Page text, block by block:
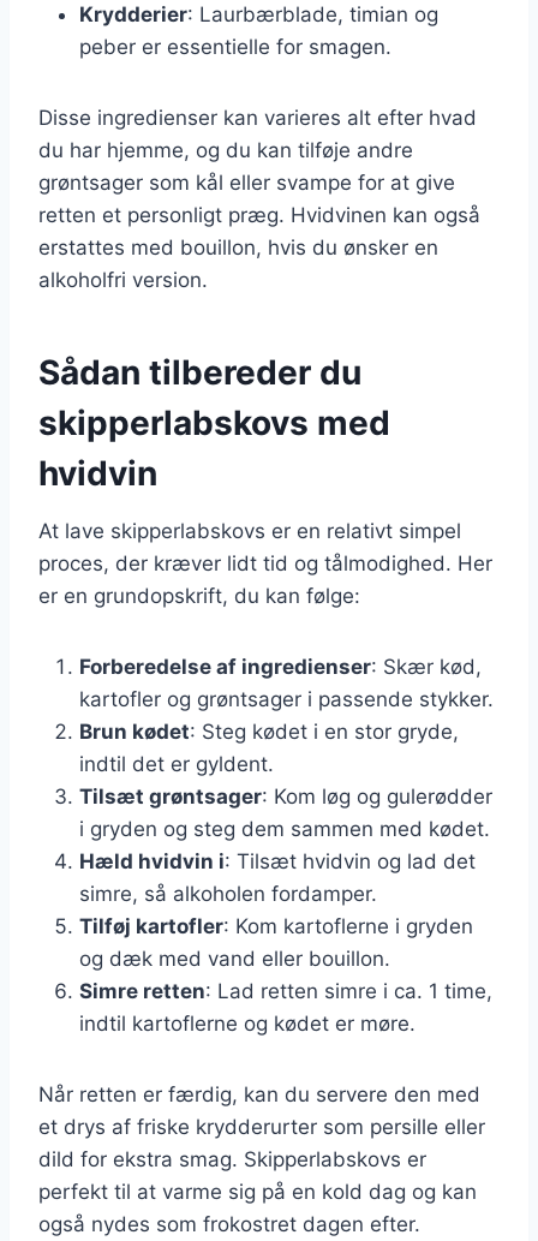
Krydderier: Laurbærblade, timian og
peber er essentielle for smagen.
Disse ingredienser kan varieres alt efter hvad
du har hjemme, og du kan tilføje andre
grøntsager som kål eller svampe for at give
retten et personligt præg. Hvidvinen kan også
erstattes med bouillon, hvis du ønsker en
alkoholfri version.
Sådan tilbereder du
skipperlabskovs med
hvidvin
At lave skipperlabskovs er en relativt simpel
proces, der kræver lidt tid og tålmodighed. Her
er en grundopskrift, du kan følge:
Forberedelse af ingredienser: Skær kød,
kartofler og grøntsager i passende stykker.
Brun kødet: Steg kødet i en stor gryde,
indtil det er gyldent.
Tilsæt grøntsager: Kom løg og gulerødder
i gryden og steg dem sammen med kødet.
Hæld hvidvin i: Tilsæt hvidvin og lad det
simre, så alkoholen fordamper.
Tilføj kartofler: Kom kartoflerne i gryden
og dæk med vand eller bouillon.
Simre retten: Lad retten simre i ca. 1 time,
indtil kartoflerne og kødet er møre.
Når retten er færdig, kan du servere den med
et drys af friske krydderurter som persille eller
dild for ekstra smag. Skipperlabskovs er
perfekt til at varme sig på en kold dag og kan
også nydes som frokostret dagen efter.